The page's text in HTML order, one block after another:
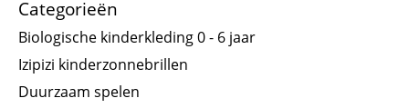
Categorieën
Biologische kinderkleding 0 - 6 jaar
Izipizi kinderzonnebrillen
Duurzaam spelen